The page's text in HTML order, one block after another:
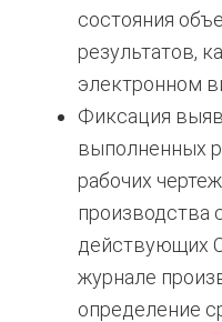
состояния
результатов,
электронном
Фиксация
выполненных
рабочих
производства
действующих
журнале
определение